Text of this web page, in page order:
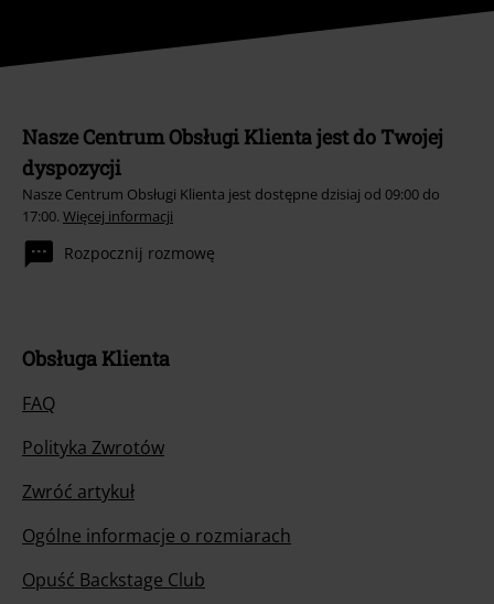
Nasze Centrum Obsługi Klienta jest do Twojej
dyspozycji
Nasze Centrum Obsługi Klienta jest dostępne dzisiaj od 09:00 do
17:00. Więcej informacji
Rozpocznij rozmowę
Obsługa Klienta
FAQ
Polityka Zwrotów
Zwróć artykuł
Ogólne informacje o rozmiarach
Opuść Backstage Club